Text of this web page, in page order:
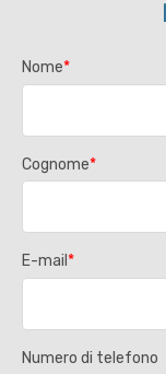
Nome*
Cognome*
E-mail *
Numero di telefono